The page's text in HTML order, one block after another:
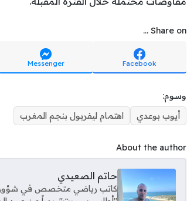
Share on ...
Facebook
Messenger
وسوم:
أيوب بوعدي
اهتمام ليفربول بنجم المغرب
About the author
حاتم الصعيدي
كاتب رياضي متخصص في شؤون